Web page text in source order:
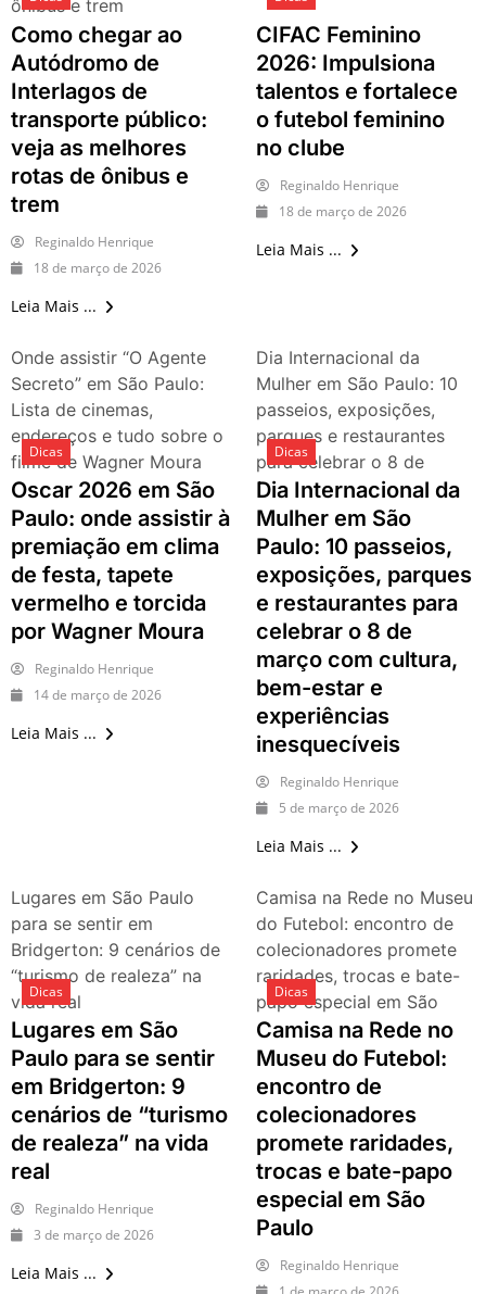
ônibus e trem
Como chegar ao
Autódromo de
Interlagos de
transporte público:
veja as melhores
rotas de ônibus e
trem
Reginaldo Henrique
18 de março de 2026
Leia Mais ...
CIFAC Feminino
2026: Impulsiona
talentos e fortalece
o futebol feminino
no clube
Reginaldo Henrique
18 de março de 2026
Leia Mais ...
Onde assistir “O Agente
Secreto” em São Paulo:
Lista de cinemas,
endereços e tudo sobre o
filme de Wagner Moura
Dicas
Oscar 2026 em São
Paulo: onde assistir à
premiação em clima
de festa, tapete
vermelho e torcida
por Wagner Moura
Reginaldo Henrique
14 de março de 2026
Leia Mais ...
Dia Internacional da
Mulher em São Paulo: 10
passeios, exposições,
parques e restaurantes
para celebrar o 8 de
março com cultura, bem-
estar e experiências
inesquecíveis
Dicas
Dia Internacional da
Mulher em São
Paulo: 10 passeios,
exposições, parques
e restaurantes para
celebrar o 8 de
março com cultura,
bem-estar e
experiências
inesquecíveis
Reginaldo Henrique
5 de março de 2026
Leia Mais ...
Lugares em São Paulo
para se sentir em
Bridgerton: 9 cenários de
“turismo de realeza” na
vida real
Dicas
Lugares em São
Paulo para se sentir
em Bridgerton: 9
cenários de “turismo
de realeza” na vida
real
Reginaldo Henrique
3 de março de 2026
Leia Mais ...
Camisa na Rede no Museu
do Futebol: encontro de
colecionadores promete
raridades, trocas e bate-
papo especial em São
Paulo
Dicas
Camisa na Rede no
Museu do Futebol:
encontro de
colecionadores
promete raridades,
trocas e bate-papo
especial em São
Paulo
Reginaldo Henrique